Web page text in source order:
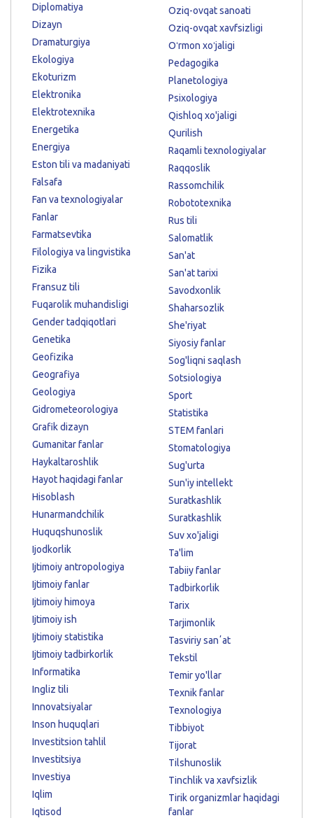
Diplomatiya
Dizayn
Dramaturgiya
Ekologiya
Ekoturizm
Elektronika
Elektrotexnika
Energetika
Energiya
Eston tili va madaniyati
Falsafa
Fan va texnologiyalar
Fanlar
Farmatsevtika
Filologiya va lingvistika
Fizika
Fransuz tili
Fuqarolik muhandisligi
Gender tadqiqotlari
Genetika
Geofizika
Geografiya
Geologiya
Gidrometeorologiya
Grafik dizayn
Gumanitar fanlar
Haykaltaroshlik
Hayot haqidagi fanlar
Hisoblash
Hunarmandchilik
Huquqshunoslik
Ijodkorlik
Ijtimoiy antropologiya
Ijtimoiy fanlar
Ijtimoiy himoya
Ijtimoiy ish
Ijtimoiy statistika
Ijtimoiy tadbirkorlik
Informatika
Ingliz tili
Innovatsiyalar
Inson huquqlari
Investitsion tahlil
Investitsiya
Investiya
Iqlim
Iqtisod
Oziq-ovqat sanoati
Oziq-ovqat xavfsizligi
Oʻrmon xoʻjaligi
Pedagogika
Planetologiya
Psixologiya
Qishloq xo'jaligi
Qurilish
Raqamli texnologiyalar
Raqqoslik
Rassomchilik
Robototexnika
Rus tili
Salomatlik
San'at
San'at tarixi
Savodxonlik
Shaharsozlik
She'riyat
Siyosiy fanlar
Sog'liqni saqlash
Sotsiologiya
Sport
Statistika
STEM fanlari
Stomatologiya
Sug'urta
Sun'iy intellekt
Suratkashlik
Suratkashlik
Suv xo'jaligi
Ta'lim
Tabiiy fanlar
Tadbirkorlik
Tarix
Tarjimonlik
Tasviriy sanʼat
Tekstil
Temir yo'llar
Texnik fanlar
Texnologiya
Tibbiyot
Tijorat
Tilshunoslik
Tinchlik va xavfsizlik
Tirik organizmlar haqidagi
fanlar